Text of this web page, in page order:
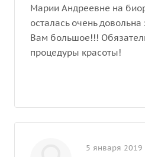
Марии Андреевне на
осталась очень
Вам большое!!!
процедуры красоты!
5 января 2019